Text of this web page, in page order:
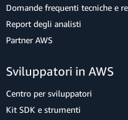
Domande frequenti tecniche e
Report degli analisti
Partner AWS
Sviluppatori in AWS
Centro per sviluppatori
Kit SDK e strumenti